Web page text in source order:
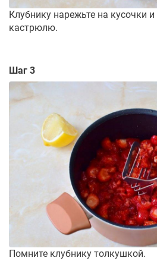
Клубнику нарежьте на кусочки
кастрюлю.
Шаг 3
Помните клубнику толкушкой.